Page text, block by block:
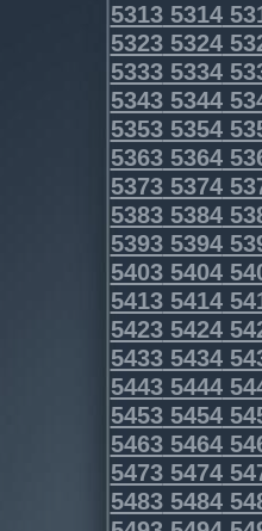
53135314
53235324
53335334
53435344
53535354
53635364
53735374
53835384
53935394
54035404
54135414
54235424
54335434
54435444
54535454
54635464
54735474
54835484